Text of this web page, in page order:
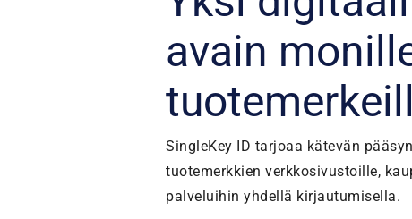
avain
SingleKey ID tarjoaa kätevän
tuotemerkkien verkkosivustoille,
palveluihin yhdellä kirjautumisella.